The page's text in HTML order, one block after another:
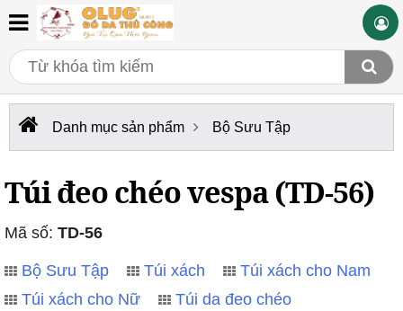
Danh mục sản phẩm Bộ Sưu Tập
Túi đeo chéo vespa (TD-56)
Mã số: TD-56
Bộ Sưu Tập Túi xách
Túi xách cho Nam
Túi xách cho Nữ
Túi da đeo chéo